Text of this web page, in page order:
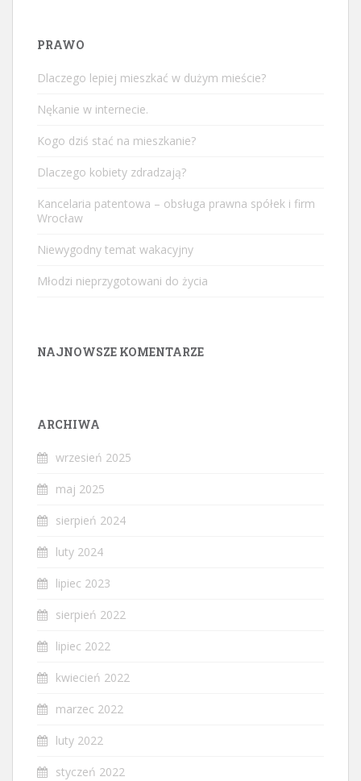
PRAWO
Dlaczego lepiej mieszkać w dużym mieście?
Nękanie w internecie.
Kogo dziś stać na mieszkanie?
Dlaczego kobiety zdradzają?
Kancelaria patentowa – obsługa prawna spółek i firm
Wrocław
Niewygodny temat wakacyjny
Młodzi nieprzygotowani do życia
NAJNOWSZE KOMENTARZE
ARCHIWA
wrzesień 2025
maj 2025
sierpień 2024
luty 2024
lipiec 2023
sierpień 2022
lipiec 2022
kwiecień 2022
marzec 2022
luty 2022
styczeń 2022